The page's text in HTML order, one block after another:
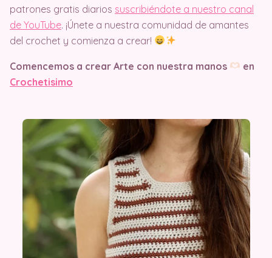
patrones gratis diarios suscribiéndote a nuestro canal
de YouTube. ¡Únete a nuestra comunidad de amantes
del crochet y comienza a crear!
Comencemos a crear Arte con nuestra manos
en
Crochetisimo